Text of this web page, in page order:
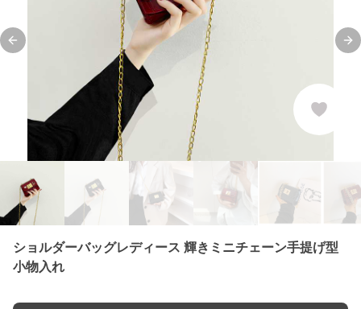
Previous slide
ショルダーバッグレディース 輝きミニチェーン手提げ型
小物入れ